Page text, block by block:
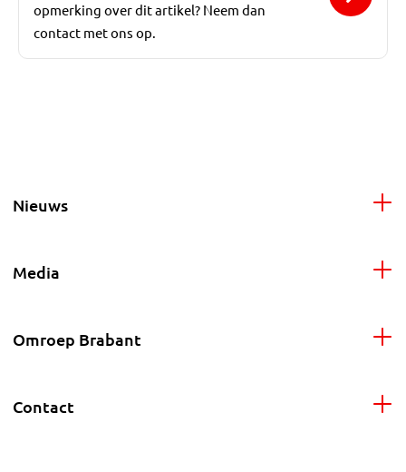
opmerking over dit artikel? Neem dan
contact met ons op.
Nieuws
Media
Omroep Brabant
Contact